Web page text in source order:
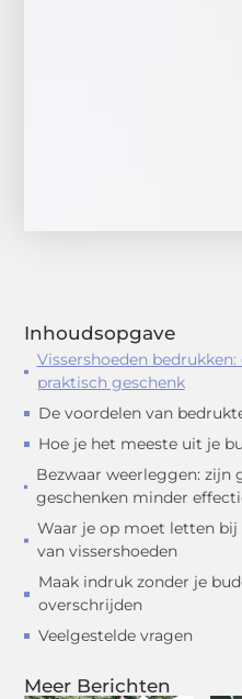
Inhoudsopgave
Vissershoeden
praktisch geschenk
De voordelen van
Hoe je het meeste uit je
Bezwaar weerleggen: zijn
geschenken minder
Waar je op moet letten bij
van vissershoeden
Maak indruk zonder je
overschrijden
Veelgestelde vragen
Meer Berichten